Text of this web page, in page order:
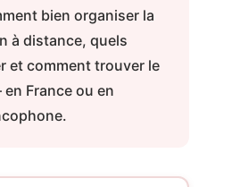
bien organiser la
à distance, quels
et comment trouver le
France ou en